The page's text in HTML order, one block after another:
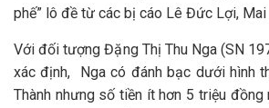
phế” lô đề từ các bị cáo Lê Đức Lợi, Mai
Với đối tượng Đặng Thị Thu Nga (SN
xác định, Nga có đánh bạc dưới hình
Thành nhưng số tiền ít hơn 5 triệu đồng